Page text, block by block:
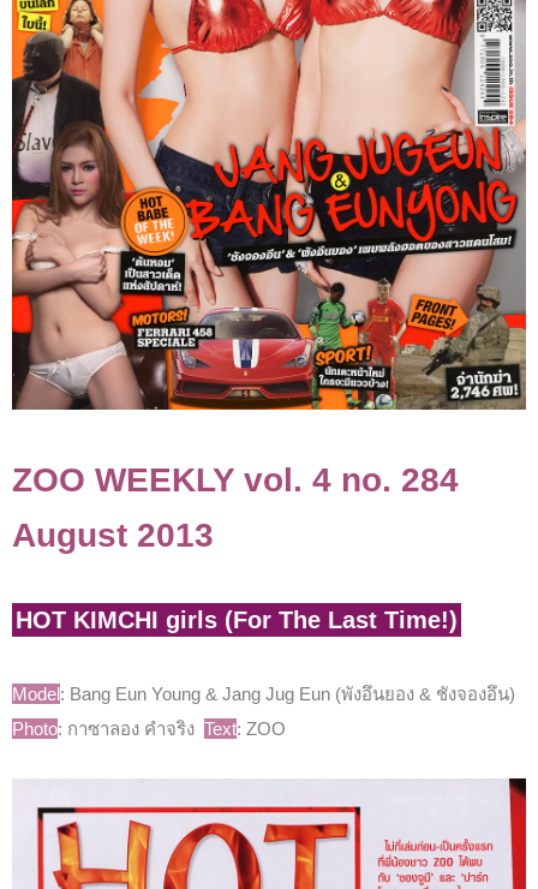
ZOO WEEKLY vol. 4 no. 284
August 2013
HOT KIMCHI girls (For The Last Time!)
Model: Bang Eun Young & Jang Jug Eun (พังอึนยอง & ชังจองอึน)
Photo: กาซาลอง คำจริง Text: ZOO